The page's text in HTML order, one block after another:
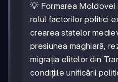
💡 Formarea
rolul factorilor politici
crearea statelor
presiunea maghiară,
migrația elitelor din
condițiile unificării